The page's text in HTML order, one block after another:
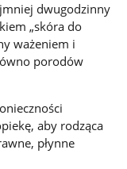
dwugodzinny
„skóra do
ważeniem i
porodów
aby rodząca
płynne